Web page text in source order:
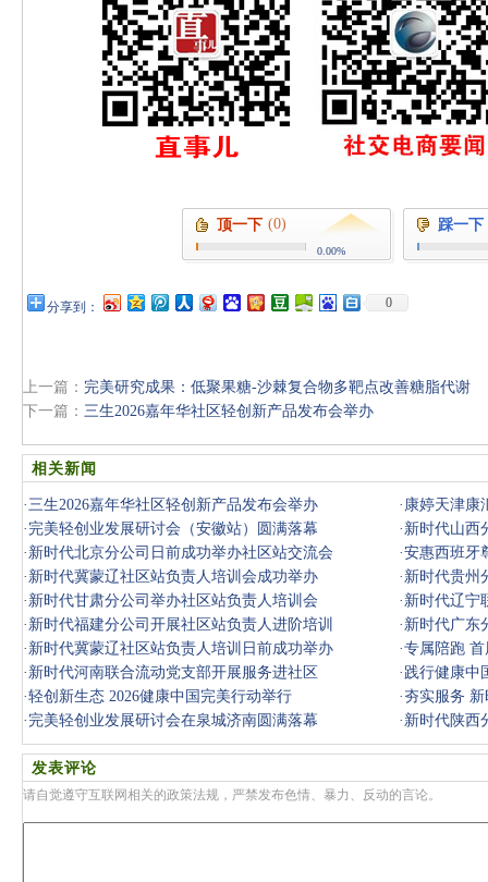
顶一下 (0)
0.00%
踩一下
分享到： 0
上一篇： 完美研究成果：低聚果糖-沙棘复合物多靶点改善糖脂代谢
下一篇： 三生2026嘉年华社区轻创新产品发布会举办
相关新闻
·三生2026嘉年华社区轻创新产品发布会举办 · 康婷天津康
· 完美轻创业发展研讨会（安徽站）圆满落幕 · 新时代山西
· 新时代北京分公司日前成功举办社区站交流会 ·安惠西班牙
· 新时代冀蒙辽社区站负责人培训会成功举办 · 新时代贵州
· 新时代甘肃分公司举办社区站负责人培训会 · 新时代辽宁
· 新时代福建分公司开展社区站负责人进阶培训 · 新时代广东
· 新时代冀蒙辽社区站负责人培训日前成功举办 ·专属陪跑 首
· 新时代河南联合流动党支部开展服务进社区 · 践行健康中
·轻创新生态 2026健康中国完美行动举行 · 夯实服务
· 完美轻创业发展研讨会在泉城济南圆满落幕 · 新时代陕西
发表评论
请自觉遵守互联网相关的政策法规，严禁发布色情、暴力、反动的言论。